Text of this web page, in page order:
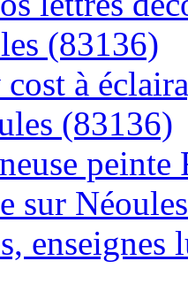
(83136)
à
(83136)
sur
enseignes